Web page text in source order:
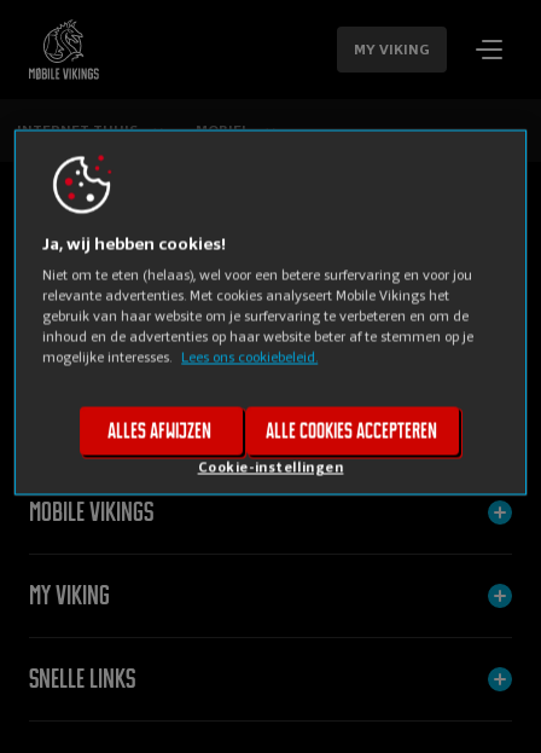
SLA
NAVIGATIE
OVER
MY VIKING
INTERNET THUIS MOBIEL
Mobile Vikings
My Viking
Snelle links
Ja, wij hebben cookies!
Niet om te eten (helaas), wel voor een betere surfervaring en voor jou
relevante advertenties. Met cookies analyseert Mobile Vikings het
gebruik van haar website om je surfervaring te verbeteren en om de
inhoud en de advertenties op haar website beter af te stemmen op je
mogelijke interesses.
Lees ons cookiebeleid.
Cookie-instellingen
Alles afwijzen Alle cookies accepteren